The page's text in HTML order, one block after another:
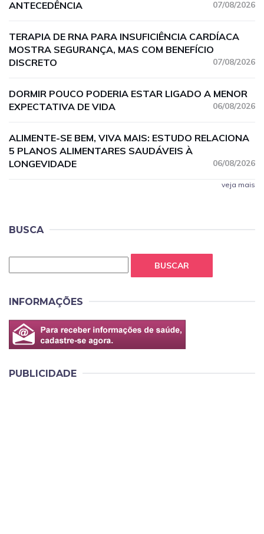
ANTECEDÊNCIA 07/08/2026
TERAPIA DE RNA PARA INSUFICIÊNCIA CARDÍACA
MOSTRA SEGURANÇA, MAS COM BENEFÍCIO
DISCRETO
07/08/2026
DORMIR POUCO PODERIA ESTAR LIGADO A MENOR
EXPECTATIVA DE VIDA
06/08/2026
ALIMENTE-SE BEM, VIVA MAIS: ESTUDO RELACIONA
5 PLANOS ALIMENTARES SAUDÁVEIS À
LONGEVIDADE
06/08/2026
veja mais
BUSCA
BUSCAR
INFORMAÇÕES
PUBLICIDADE